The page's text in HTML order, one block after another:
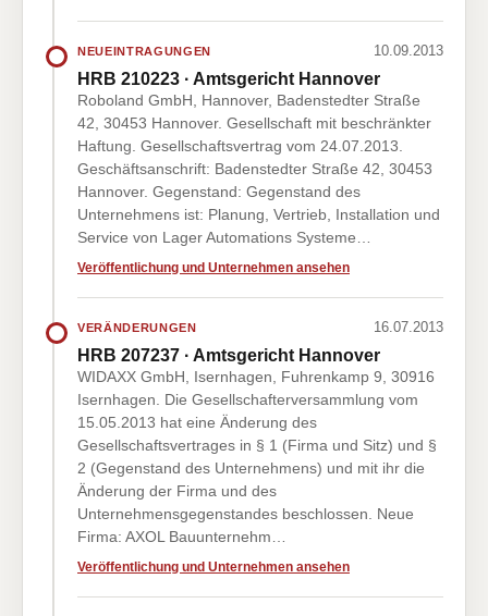
NEUEINTRAGUNGEN 10.09.2013
HRB 210223 · Amtsgericht Hannover
Roboland GmbH, Hannover, Badenstedter Straße
42, 30453 Hannover. Gesellschaft mit beschränkter
Haftung. Gesellschaftsvertrag vom 24.07.2013.
Geschäftsanschrift: Badenstedter Straße 42, 30453
Hannover. Gegenstand: Gegenstand des
Unternehmens ist: Planung, Vertrieb, Installation und
Service von Lager Automations Systeme…
Veröffentlichung und Unternehmen ansehen
VERÄNDERUNGEN 16.07.2013
HRB 207237 · Amtsgericht Hannover
WIDAXX GmbH, Isernhagen, Fuhrenkamp 9, 30916
Isernhagen. Die Gesellschafterversammlung vom
15.05.2013 hat eine Änderung des
Gesellschaftsvertrages in § 1 (Firma und Sitz) und §
2 (Gegenstand des Unternehmens) und mit ihr die
Änderung der Firma und des
Unternehmensgegenstandes beschlossen. Neue
Firma: AXOL Bauunternehm…
Veröffentlichung und Unternehmen ansehen